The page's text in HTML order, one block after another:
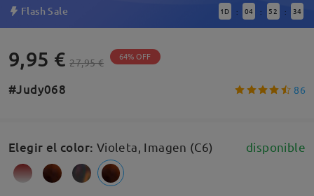
Flash Sale 1 D : 04 : 52 : 33
9,95 € 27,95 € 64% OFF
#Judy068 86
Elegir el color: Violeta, Imagen (C6) disponible